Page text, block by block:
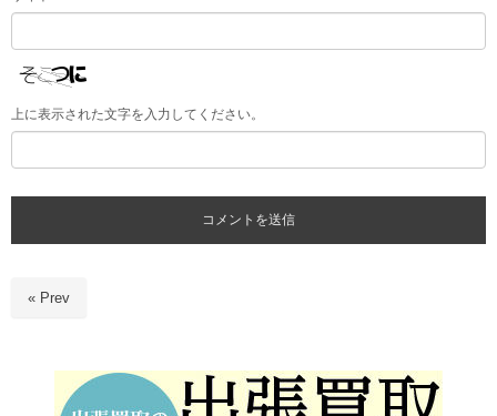
上に表示された文字を入力してください。
« Prev